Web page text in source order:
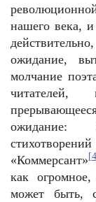
нашего века,
ожидание,
молчание
читателей,
ожидание:
«Коммерсант»
как
может быть,